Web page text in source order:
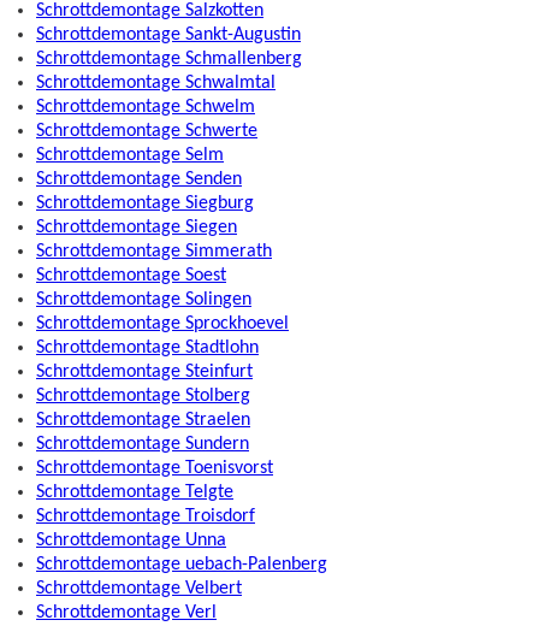
Schrottdemontage Salzkotten
Schrottdemontage Sankt-Augustin
Schrottdemontage Schmallenberg
Schrottdemontage Schwalmtal
Schrottdemontage Schwelm
Schrottdemontage Schwerte
Schrottdemontage Selm
Schrottdemontage Senden
Schrottdemontage Siegburg
Schrottdemontage Siegen
Schrottdemontage Simmerath
Schrottdemontage Soest
Schrottdemontage Solingen
Schrottdemontage Sprockhoevel
Schrottdemontage Stadtlohn
Schrottdemontage Steinfurt
Schrottdemontage Stolberg
Schrottdemontage Straelen
Schrottdemontage Sundern
Schrottdemontage Toenisvorst
Schrottdemontage Telgte
Schrottdemontage Troisdorf
Schrottdemontage Unna
Schrottdemontage uebach-Palenberg
Schrottdemontage Velbert
Schrottdemontage Verl